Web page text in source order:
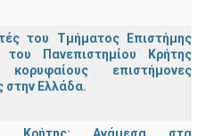
του Τμήματος Επιστήμης
του Πανεπιστημίου Κρήτης
επιστήμονες
στην Ελλάδα.
Κρήτης: Ανάμεσα στα